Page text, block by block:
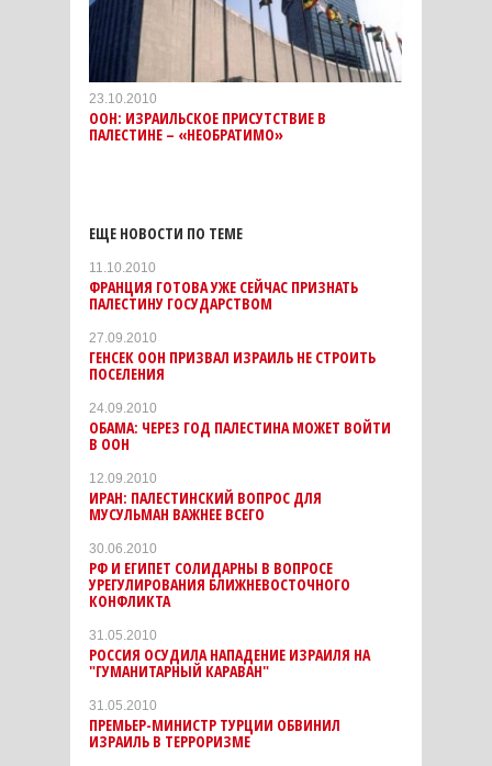
23.10.2010
ООН: ИЗРАИЛЬСКОЕ ПРИСУТСТВИЕ В
ПАЛЕСТИНЕ – «НЕОБРАТИМО»
ЕЩЕ НОВОСТИ ПО ТЕМЕ
11.10.2010
ФРАНЦИЯ ГОТОВА УЖЕ СЕЙЧАС ПРИЗНАТЬ
ПАЛЕСТИНУ ГОСУДАРСТВОМ
27.09.2010
ГЕНСЕК ООН ПРИЗВАЛ ИЗРАИЛЬ НЕ СТРОИТЬ
ПОСЕЛЕНИЯ
24.09.2010
ОБАМА: ЧЕРЕЗ ГОД ПАЛЕСТИНА МОЖЕТ ВОЙТИ
В ООН
12.09.2010
ИРАН: ПАЛЕСТИНСКИЙ ВОПРОС ДЛЯ
МУСУЛЬМАН ВАЖНЕЕ ВСЕГО
30.06.2010
РФ И ЕГИПЕТ СОЛИДАРНЫ В ВОПРОСЕ
УРЕГУЛИРОВАНИЯ БЛИЖНЕВОСТОЧНОГО
КОНФЛИКТА
31.05.2010
РОССИЯ ОСУДИЛА НАПАДЕНИЕ ИЗРАИЛЯ НА
"ГУМАНИТАРНЫЙ КАРАВАН"
31.05.2010
ПРЕМЬЕР-МИНИСТР ТУРЦИИ ОБВИНИЛ
ИЗРАИЛЬ В ТЕРРОРИЗМЕ